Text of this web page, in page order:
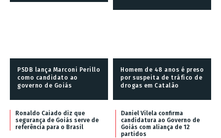
PSDB lança Marconi Perillo
como candidato ao
governo de Goiás
Homem de 48 anos é preso
por suspeita de tráfico de
drogas em Catalão
Ronaldo Caiado diz que
segurança de Goiás serve de
referência para o Brasil
Daniel Vilela confirma
candidatura ao Governo de
Goiás com aliança de 12
partidos